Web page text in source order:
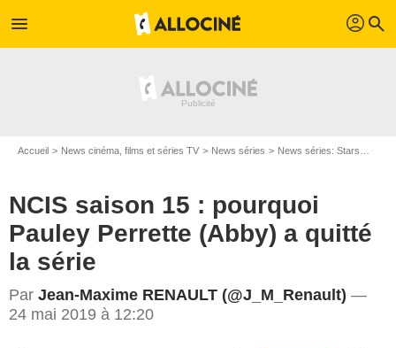
menu profil search
Accueil News cinéma, films et séries TV News séries News séries: Stars
NCIS saison 15 : pourquoi
Pauley Perrette (Abby) a quitté
la série
Par Jean-Maxime RENAULT (@J_M_Renault) —
24 mai 2019 à 12:20